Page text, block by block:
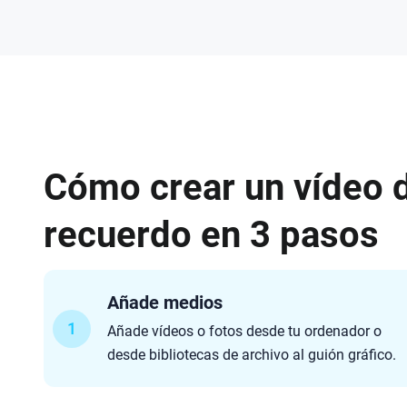
Cómo crear un vídeo
recuerdo en 3 pasos
1
Añade medios
Añade vídeos o fotos desde tu ordenador o
desde bibliotecas de archivo al guión gráfico.